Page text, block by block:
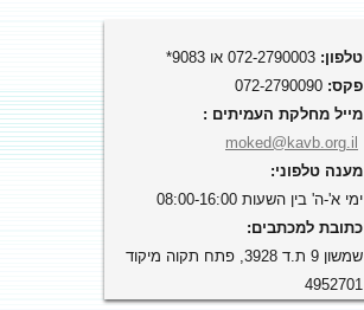
טלפון:
פקס:
מייל מחלקת העמיתים :
moked@kavb.org.il
מענה טלפוני:
ימי א'-ה' בין השעות 08:00-16:00
כתובת למכתבים:
שמשון 9 ת.ד 3928, פתח תקוה מיקוד
4952701